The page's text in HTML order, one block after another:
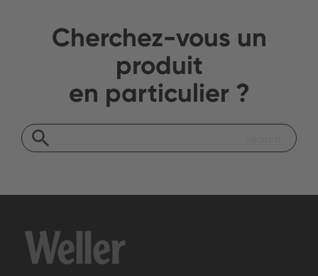
Cherchez-vous un
produit
en particulier ?